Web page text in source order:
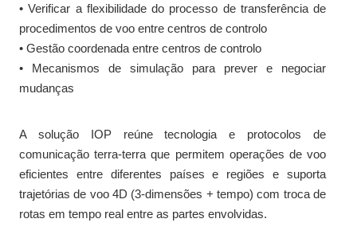
• Verificar a flexibilidade do processo de transferência de
procedimentos de voo entre centros de controlo
• Gestão coordenada entre centros de controlo
• Mecanismos de simulação para prever e negociar
mudanças
A solução IOP reúne tecnologia e protocolos de
comunicação terra-terra que permitem operações de voo
eficientes entre diferentes países e regiões e suporta
trajetórias de voo 4D (3-dimensões + tempo) com troca de
rotas em tempo real entre as partes envolvidas.